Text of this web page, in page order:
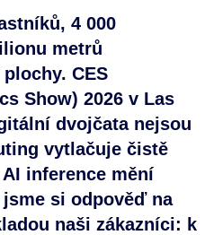
4 000
metrů
CES
Show) 2026 v Las
dvojčata nejsou
vytlačuje čistě
inference mění
si odpověď na
naši zákazníci: k